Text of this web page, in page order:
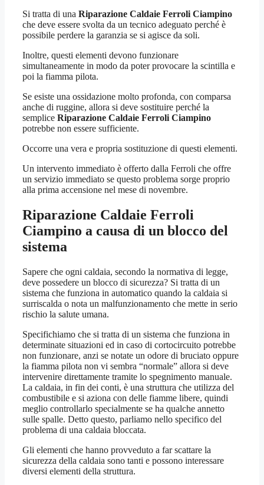
Si tratta di una Riparazione Caldaie Ferroli Ciampino
che deve essere svolta da un tecnico adeguato perché è
possibile perdere la garanzia se si agisce da soli.
Inoltre, questi elementi devono funzionare
simultaneamente in modo da poter provocare la scintilla e
poi la fiamma pilota.
Se esiste una ossidazione molto profonda, con comparsa
anche di ruggine, allora si deve sostituire perché la
semplice Riparazione Caldaie Ferroli Ciampino
potrebbe non essere sufficiente.
Occorre una vera e propria sostituzione di questi elementi.
Un intervento immediato è offerto dalla Ferroli che offre
un servizio immediato se questo problema sorge proprio
alla prima accensione nel mese di novembre.
Riparazione Caldaie Ferroli
Ciampino a causa di un blocco del
sistema
Sapere che ogni caldaia, secondo la normativa di legge,
deve possedere un blocco di sicurezza? Si tratta di un
sistema che funziona in automatico quando la caldaia si
surriscalda o nota un malfunzionamento che mette in serio
rischio la salute umana.
Specifichiamo che si tratta di un sistema che funziona in
determinate situazioni ed in caso di cortocircuito potrebbe
non funzionare, anzi se notate un odore di bruciato oppure
la fiamma pilota non vi sembra “normale” allora si deve
intervenire direttamente tramite lo spegnimento manuale.
La caldaia, in fin dei conti, è una struttura che utilizza del
combustibile e si aziona con delle fiamme libere, quindi
meglio controllarlo specialmente se ha qualche annetto
sulle spalle. Detto questo, parliamo nello specifico del
problema di una caldaia bloccata.
Gli elementi che hanno provveduto a far scattare la
sicurezza della caldaia sono tanti e possono interessare
diversi elementi della struttura.